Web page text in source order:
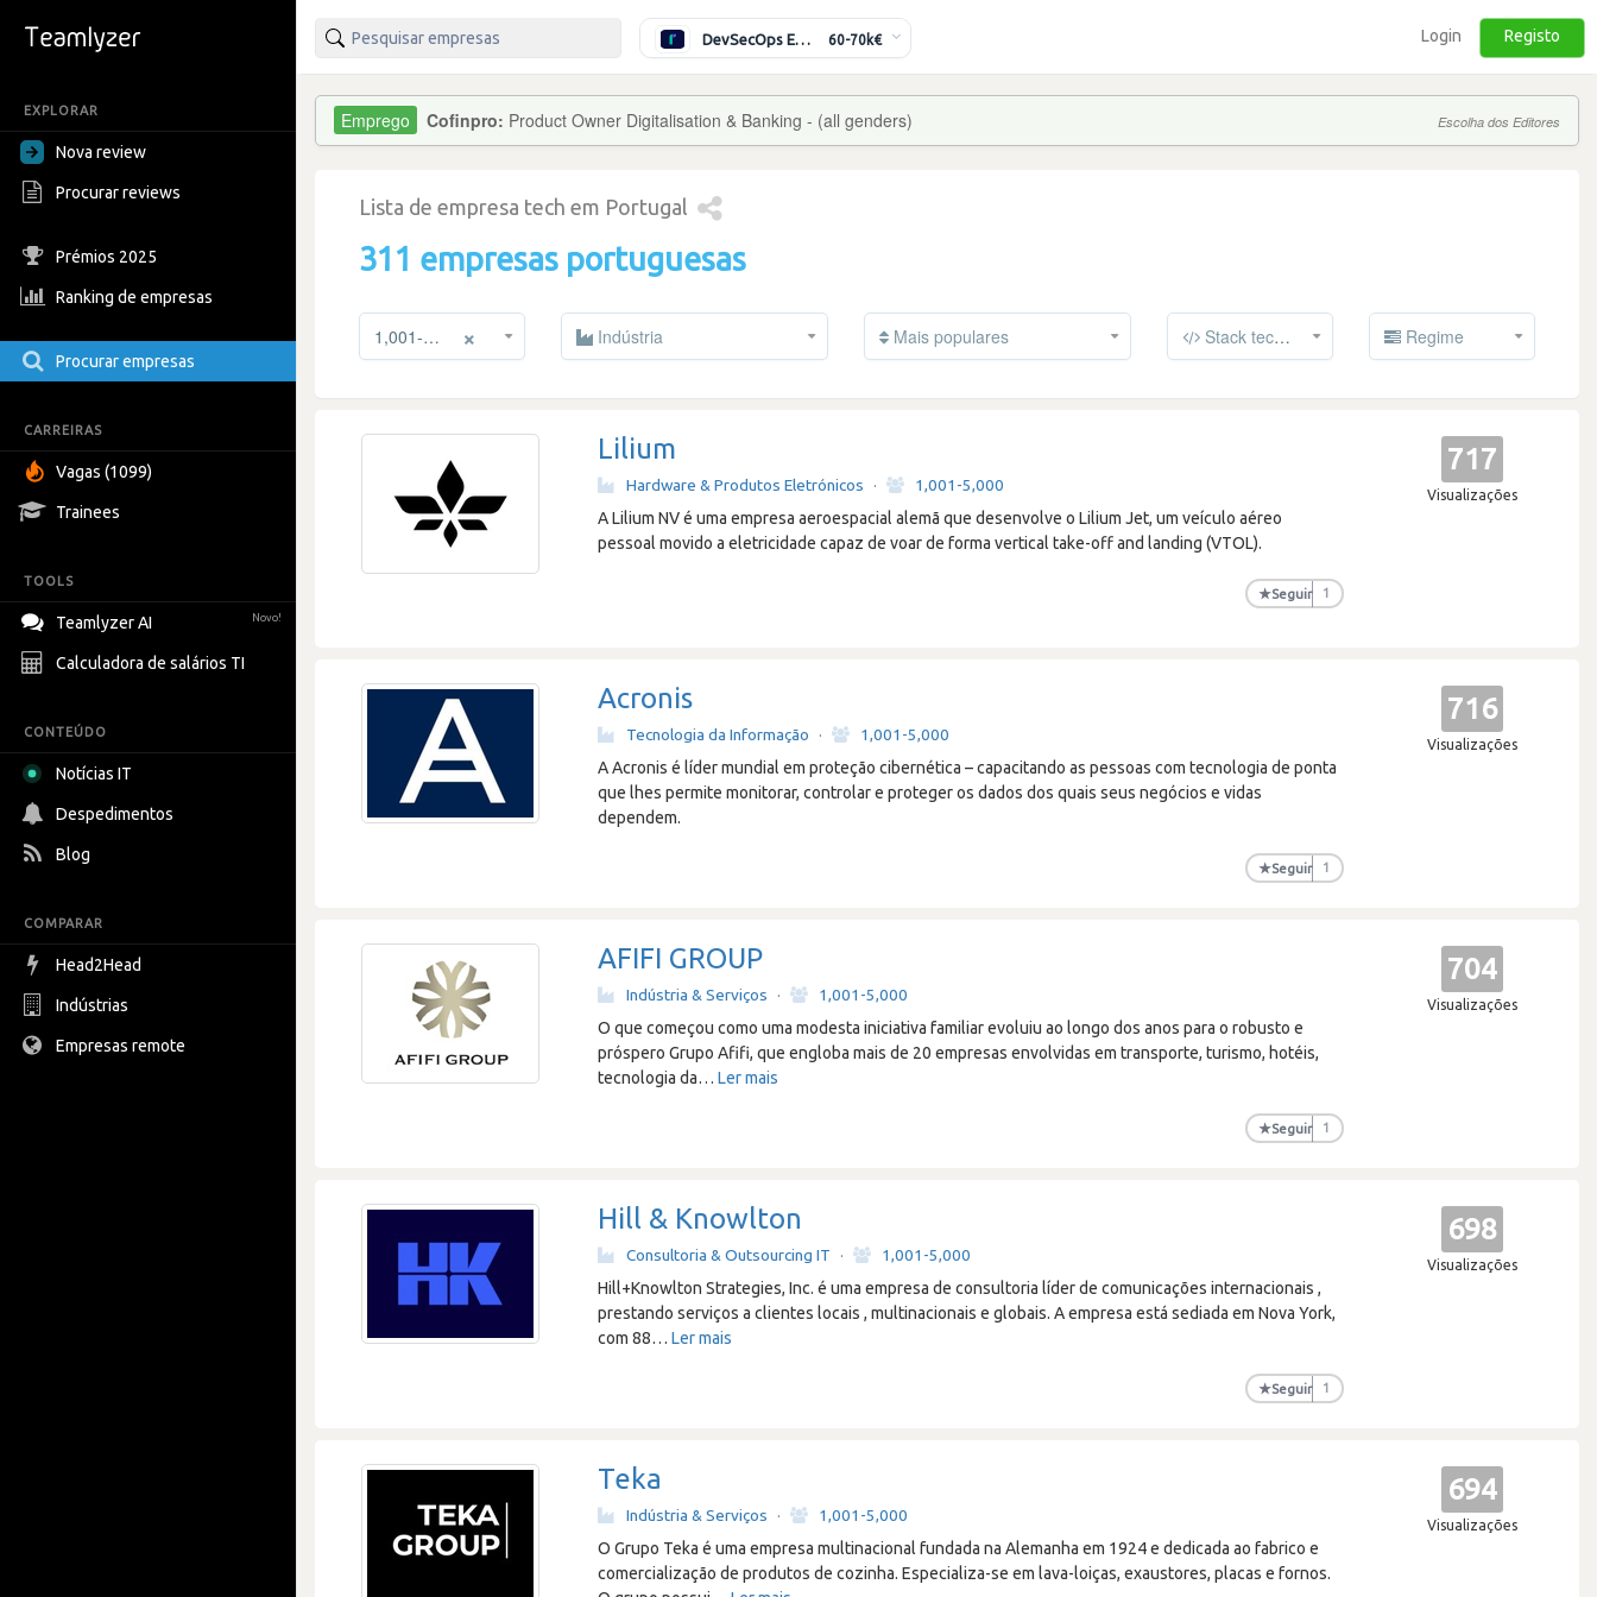
EXPLORAR
Nova review
Procurar reviews
Prémios 2025
Ranking de empresas
Procurar empresas
CARREIRAS
Vagas (1099)
Trainees
TOOLS
Teamlyzer AI Novo!
Calculadora de salários TI
CONTEÚDO
Notícias IT
Despedimentos
Blog
COMPARAR
Head2Head
Indústrias
Empresas remote
DevSecOps Engineer 60-70k€ Login Registo
Cofinpro: Product Owner Digitalisation & Banking - (all genders) Escolha dos Editores
Lista de empresa tech em Portugal
311 empresas portuguesas
×
1,001-5,000 Indústria Mais populares Stack tecnológico Regime
Lilium
Hardware & Produtos Eletrónicos ·
1,001-5,000
A Lilium NV é uma empresa aeroespacial alemã que desenvolve o Lilium Jet, um veículo aéreo
pessoal movido a eletricidade capaz de voar de forma vertical take-off and landing (VTOL).
★Seguir 1
717
Visualizações
Acronis
Tecnologia da Informação ·
1,001-5,000
A Acronis é líder mundial em proteção cibernética – capacitando as pessoas com tecnologia de ponta
que lhes permite monitorar, controlar e proteger os dados dos quais seus negócios e vidas
dependem.
★Seguir 1
716
Visualizações
AFIFI GROUP
Indústria & Serviços ·
1,001-5,000
O que começou como uma modesta iniciativa familiar evoluiu ao longo dos anos para o robusto e
próspero Grupo Afifi, que engloba mais de 20 empresas envolvidas em transporte, turismo, hotéis,
tecnologia da…Ler mais
★Seguir 1
704
Visualizações
Hill & Knowlton
Consultoria & Outsourcing IT ·
1,001-5,000
Hill+Knowlton Strategies, Inc. é uma empresa de consultoria líder de comunicações internacionais ,
prestando serviços a clientes locais , multinacionais e globais. A empresa está sediada em Nova York,
com 88…Ler mais
★Seguir 1
698
Visualizações
Teka
Indústria & Serviços ·
1,001-5,000
O Grupo Teka é uma empresa multinacional fundada na Alemanha em 1924 e dedicada ao fabrico e
comercialização de produtos de cozinha. Especializa-se em lava-loiças, exaustores, placas e fornos.
694
Visualizações